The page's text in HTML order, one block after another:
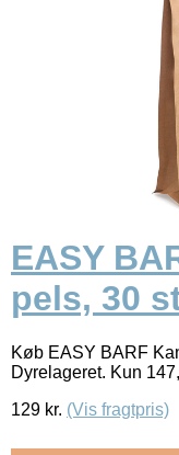
EASY
pels, 30
Køb EASY BARF
Dyrelageret. Kun
129 kr. (Vis fragtpris)